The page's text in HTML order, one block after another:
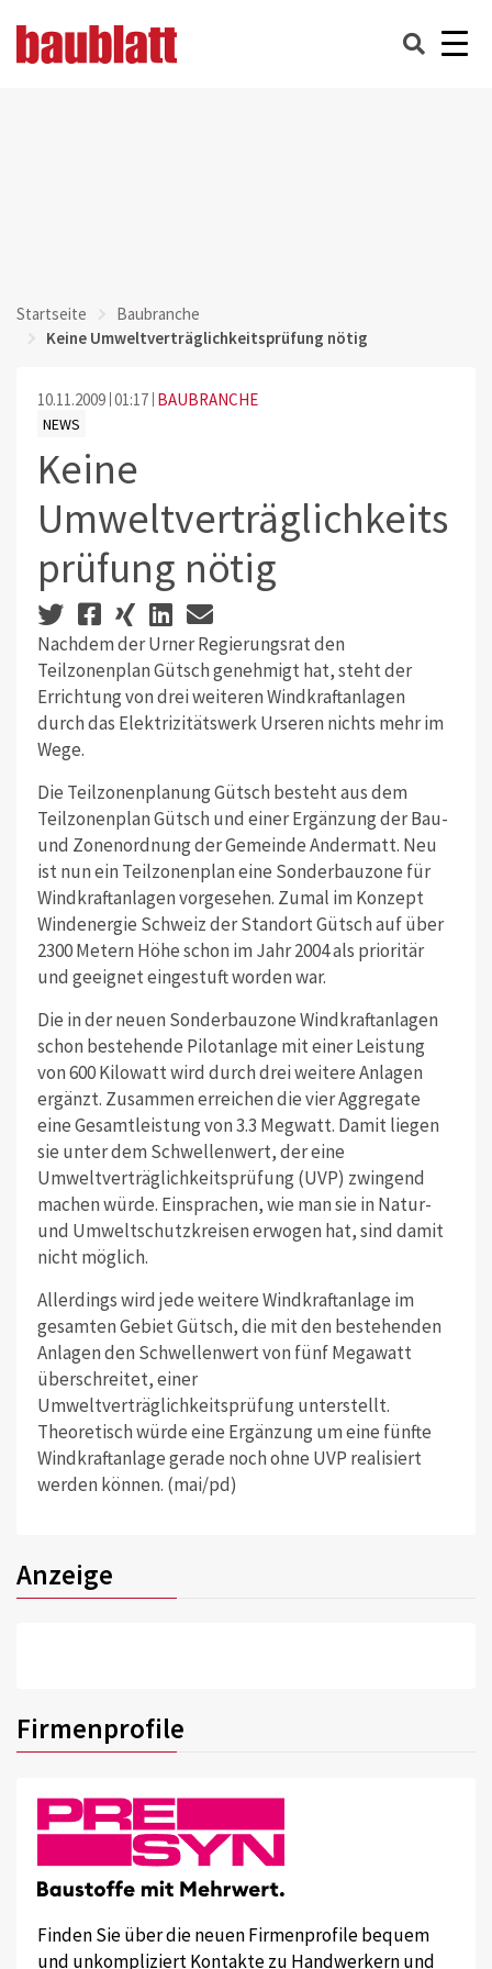
Startseite
Baubranche
Keine Umweltverträglichkeitsprüfung nötig
10.11.2009 01:17 BAUBRANCHE
NEWS
Keine
Umweltverträglichkeits
prüfung nötig
Nachdem der Urner Regierungsrat den
Teilzonenplan Gütsch genehmigt hat, steht der
Errichtung von drei weiteren Windkraftanlagen
durch das Elektrizitätswerk Urseren nichts mehr im
Wege.
Die Teilzonenplanung Gütsch besteht aus dem
Teilzonenplan Gütsch und einer Ergänzung der Bau-
und Zonenordnung der Gemeinde Andermatt. Neu
ist nun ein Teilzonenplan eine Sonderbauzone für
Windkraftanlagen vorgesehen. Zumal im Konzept
Windenergie Schweiz der Standort Gütsch auf über
2300 Metern Höhe schon im Jahr 2004 als prioritär
und geeignet eingestuft worden war.
Die in der neuen Sonderbauzone Windkraftanlagen
schon bestehende Pilotanlage mit einer Leistung
von 600 Kilowatt wird durch drei weitere Anlagen
ergänzt. Zusammen erreichen die vier Aggregate
eine Gesamtleistung von 3.3 Megwatt. Damit liegen
sie unter dem Schwellenwert, der eine
Umweltverträglichkeitsprüfung (UVP) zwingend
machen würde. Einsprachen, wie man sie in Natur-
und Umweltschutzkreisen erwogen hat, sind damit
nicht möglich.
Allerdings wird jede weitere Windkraftanlage im
gesamten Gebiet Gütsch, die mit den bestehenden
Anlagen den Schwellenwert von fünf Megawatt
überschreitet, einer
Umweltverträglichkeitsprüfung unterstellt.
Theoretisch würde eine Ergänzung um eine fünfte
Windkraftanlage gerade noch ohne UVP realisiert
werden können. (mai/pd)
Anzeige
Firmenprofile
Finden Sie über die neuen Firmenprofile bequem
und unkompliziert Kontakte zu Handwerkern und